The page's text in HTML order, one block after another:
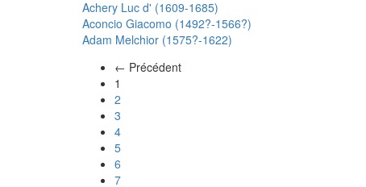
Achery Luc d' (1609-1685)
Aconcio Giacomo (1492?-1566?)
Adam Melchior (1575?-1622)
← Précédent
1
2
3
4
5
6
7